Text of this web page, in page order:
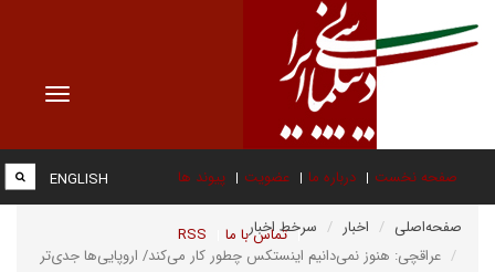
Toggle
صفحه نخست درباره ما عضویت پیوند ها
تماس با ما RSS
ENGLISH
صفحه‌اصلی اخبار
سرخط اخبار
عراقچی: هنوز نمی‌دانیم اینستکس چطور کار می‌کند/ اروپایی‌ها جدی‌تر